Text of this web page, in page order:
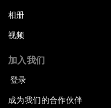
相册
视频
加入我们
登录
成为我们的合作伙伴